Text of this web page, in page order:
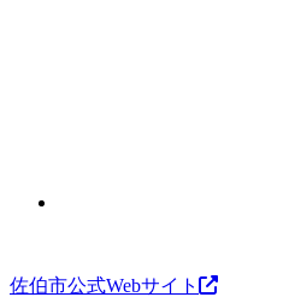
佐伯市公式Webサイト